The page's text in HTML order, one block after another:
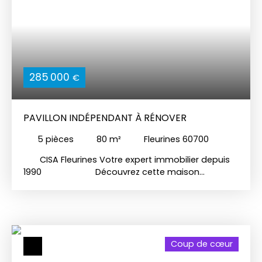
285 000 €
PAVILLON INDÉPENDANT À RÉNOVER
5 pièces 80 m²
Fleurines 60700
CISA Fleurines Votre expert immobilier depuis
1990 Découvrez cette maison
habitable, cette demeure est une toile blanche
prête à être transformée. Située sur un terrain de
Coup de cœur